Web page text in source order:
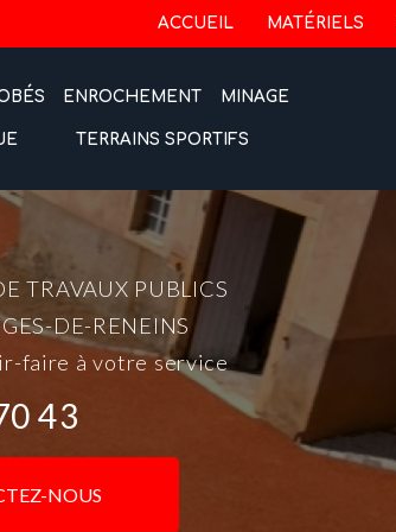
secondaire
ACCUEIL MATÉRIELS
ENROCHEMENT MINAGE
TERRAINS SPORTIFS
TRAVAUX PUBLICS
DE-RENEINS
faire à votre service
43
NOUS